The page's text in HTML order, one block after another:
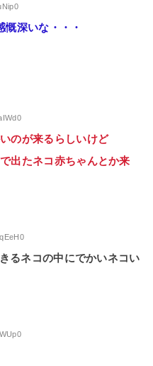
深いな・・・
のが来るらしいけど
出たネコ赤ちゃんとか来
るネコの中にでかいネコい